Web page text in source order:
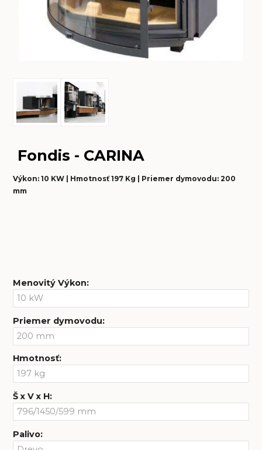
Fondis - CARINA
Výkon: 10 KW | Hmotnosť 197 Kg | Priemer dymovodu: 200
mm
Menovitý Výkon:
Priemer dymovodu:
Hmotnosť:
Š x V x H:
Palivo: